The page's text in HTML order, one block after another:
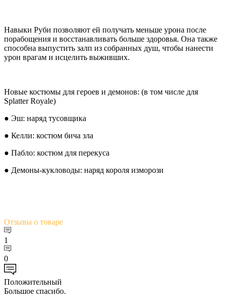
Навыки Руби позволяют ей получать меньше урона после
порабощения и восстанавливать больше здоровья. Она также
способна выпустить залп из собранных душ, чтобы нанести
урон врагам и исцелить выживших.
Новые костюмы для героев и демонов: (в том числе для
Splatter Royale)
● Эш: наряд тусовщика
● Келли: костюм бича зла
● Пабло: костюм для перекуса
● Демоны-кукловоды: наряд короля изморози
Отзывы о товаре
1
0
Положительный
Большое спасибо.